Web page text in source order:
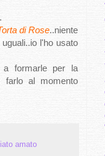
di Rose..niente
l'ho usato
formarle per la
farlo al momento
amato